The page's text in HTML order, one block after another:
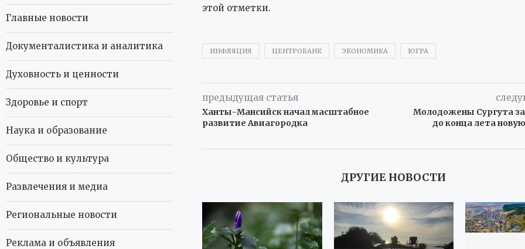
этой отметки.
ИНФЛЯЦИЯ ЦЕНТРОБАНК ЭКОНОМИКА ЮГРА
предыдущая статья
Ханты-Мансийск начал масштабное
развитие Авиагородка
Молодожены Сургута
до конца лета
ДРУГИЕ НОВОСТИ
Главные новости
Документалистика и аналитика
Духовность и ценности
Здоровье и спорт
Наука и образование
Общество и культура
Развлечения и медиа
Региональные новости
Реклама и объявления